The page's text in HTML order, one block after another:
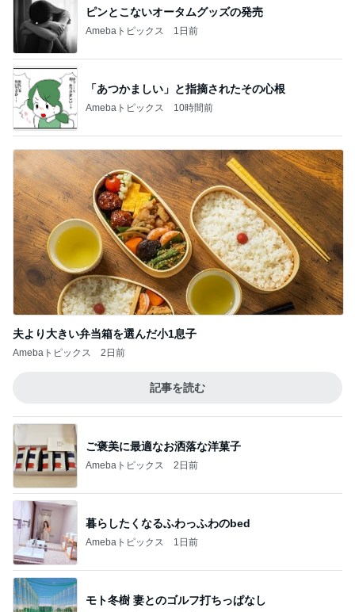
ピンとこないオータムグッズの発売
Amebaトピックス 1日前
「あつかましい」と指摘されたその心根
Amebaトピックス 10時間前
夫より大きい弁当箱を選んだ小1息子
Amebaトピックス 2日前
記事を読む
ご褒美に最適なお洒落な洋菓子
Amebaトピックス 2日前
暮らしたくなるふわっふわのbed
Amebaトピックス 1日前
モト冬樹 妻とのゴルフ打ちっぱなし